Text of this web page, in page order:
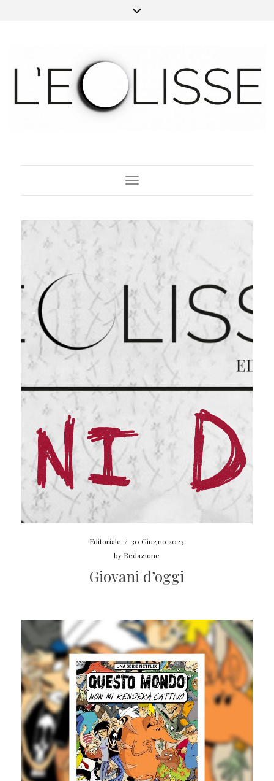
Toggle Navigation
Editoriale / 30 Giugno 2023
by Redazione
Giovani d’oggi